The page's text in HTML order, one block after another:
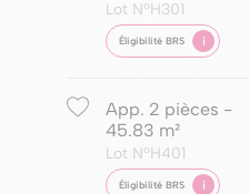
Lot NºH301
Éligibilité BRS i
App. 2 pièces -
45.83 m²
Lot NºH401
Éligibilité BRS i